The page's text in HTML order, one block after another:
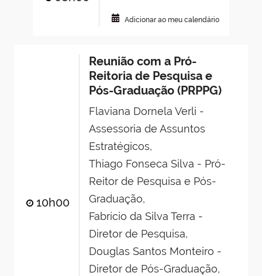
Adicionar ao meu calendário
10h00
Reunião com a Pró-
Reitoria de Pesquisa e
Pós-Graduação (PRPPG)
Flaviana Dornela Verli -
Assessoria de Assuntos
Estratégicos,
Thiago Fonseca Silva - Pró-
Reitor de Pesquisa e Pós-
Graduação,
Fabrício da Silva Terra -
Diretor de Pesquisa,
Douglas Santos Monteiro -
Diretor de Pós-Graduação,